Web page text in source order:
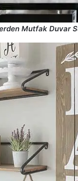
Mutfak Duvar